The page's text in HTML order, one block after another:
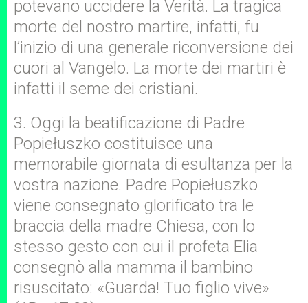
potevano uccidere la Verità. La tragica
morte del nostro martire, infatti, fu
l’inizio di una generale riconversione dei
cuori al Vangelo. La morte dei martiri è
infatti il seme dei cristiani.
3. Oggi la beatificazione di Padre
Popiełuszko costituisce una
memorabile giornata di esultanza per la
vostra nazione. Padre Popiełuszko
viene consegnato glorificato tra le
braccia della madre Chiesa, con lo
stesso gesto con cui il profeta Elia
consegnò alla mamma il bambino
risuscitato: «Guarda! Tuo figlio vive»